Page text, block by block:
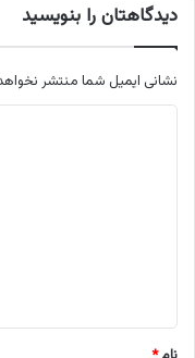
دیدگاهتان را بنویسید
نشانی ایمیل شما منتشر